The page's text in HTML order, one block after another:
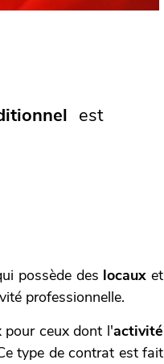
est
possède des locaux et
professionnelle.
pour ceux dont l'activité
type de contrat est fait